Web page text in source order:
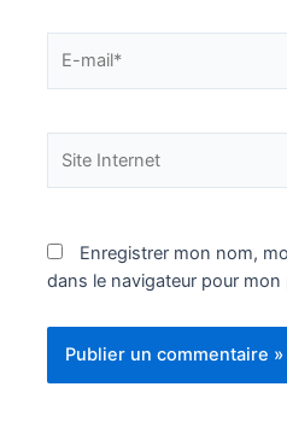
mail*
Internet
Enregistrer mon nom,
dans le navigateur pour